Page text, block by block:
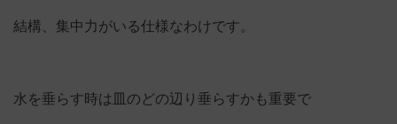
結構、集中力がいる仕様なわけです。
水を垂らす時は皿のどの辺り垂らすかも重要で